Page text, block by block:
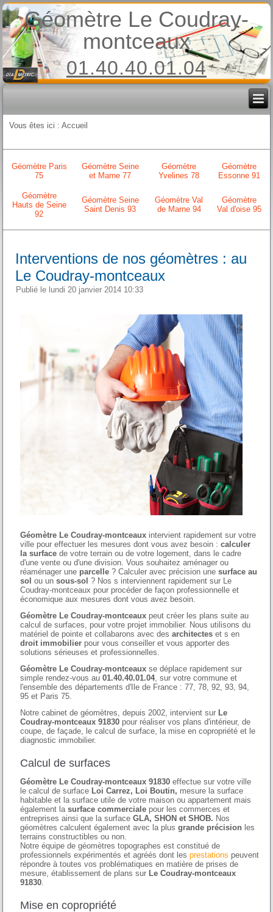
Géomètre Le Coudray-
montceaux
01.40.40.01.04
Vous êtes ici :Accueil
Géomètre Paris
75
Géomètre Seine
et Marne 77
Géomètre
Yvelines 78
Géomètre
Essonne 91
Géomètre
Hauts de Seine
92
Géomètre Seine
Saint Denis 93
Géomètre Val
de Marne 94
Géomètre
Val d'oise 95
Interventions de nos géomètres : au
Le Coudray-montceaux
Publié le lundi 20 janvier 2014 10:33
Géomètre Le Coudray-montceaux intervient rapidement sur votre
ville pour effectuer les mesures dont vous avez besoin :calculer
la surface de votre terrain ou de votre logement, dans le cadre
d'une vente ou d'une division. Vous souhaitez aménager ou
réaménager une parcelle ? Calculer avec précision unesurface au
sol ou unsous-sol ? Nos s interviennent rapidement sur Le
Coudray-montceaux pour procéder de façon professionnelle et
économique aux mesures dont vous avez besoin.
Géomètre Le Coudray-montceaux peut créer les plans suite au
calcul de surfaces, pour votre projet immobilier. Nous utilisons du
matériel de pointe et collabarons avec desarchitectes et s en
droit immobilier pour vous conseiller et vous apporter des
solutions sérieuses et professionnelles.
Géomètre Le Coudray-montceaux se déplace rapidement sur
simple rendez-vous au01.40.40.01.04, sur votre commune et
l'ensemble des départements d'Ile de France : 77, 78, 92, 93, 94,
95 et Paris 75.
Notre cabinet de géomètres, depuis 2002, intervient sur Le
Coudray-montceaux 91830 pour réaliser vos plans d'intérieur, de
coupe, de façade, le calcul de surface, la mise en copropriété et le
diagnostic immobilier.
Calcul de surfaces
Géomètre Le Coudray-montceaux 91830 effectue sur votre ville
le calcul de surface Loi Carrez, Loi Boutin, mesure la surface
habitable et la surface utile de votre maison ou appartement mais
également lasurface commerciale pour les commerces et
entreprises ainsi que la surfaceGLA, SHON et SHOB. Nos
géomètres calculent également avec la plusgrande précision les
terrains constructibles ou non.
Notre équipe de géomètres topographes est constitué de
professionnels expérimentés et agréés dont lesprestations peuvent
répondre à toutes vos problématiques en matière de prises de
mesure, établissement de plans sur Le Coudray-montceaux
91830
Mise en copropriété